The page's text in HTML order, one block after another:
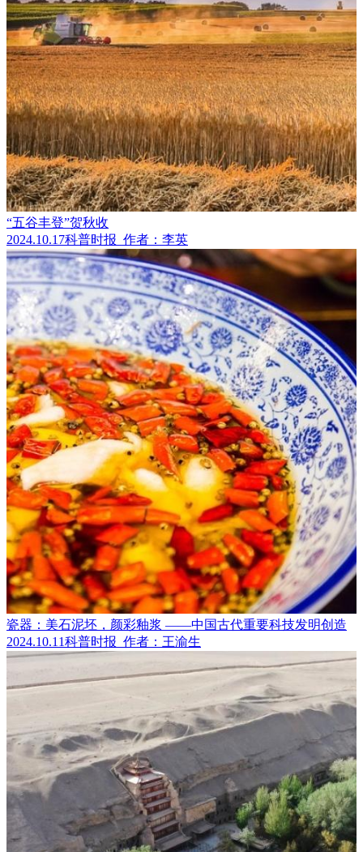
“五谷丰登”贺秋收
2024.10.17科普时报 作者：李英
瓷器：美石泥坯，颜彩釉浆 ——中国古代重要科技发明创造
2024.10.11科普时报 作者：王渝生